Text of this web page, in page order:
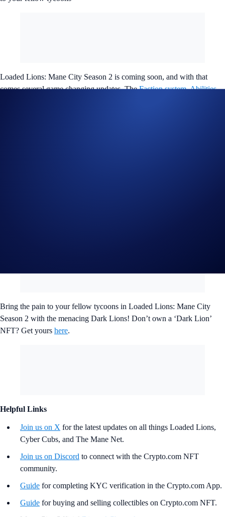
Loaded Lions: Mane City Season 2 is coming soon, and with that
comes several game changing updates. TheFaction system, Abilities
Bring the pain to your fellow tycoons in Loaded Lions: Mane City
Season 2 with the menacing Dark Lions! Don’t own a ‘Dark Lion’
NFT? Get yours here.
Helpful Links
Join us on X for the latest updates on all things Loaded Lions,
Cyber Cubs, and The Mane Net.
Join us on Discord to connect with the Crypto.com NFT
community.
Guide for completing KYC verification in the Crypto.com App.
Guide for buying and selling collectibles on Crypto.com NFT.